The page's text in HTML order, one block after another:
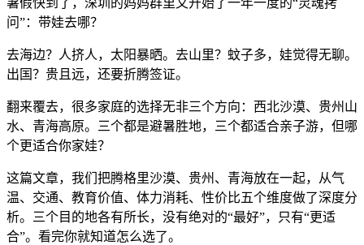
暑假快到了，深圳的妈妈群里又开始了一年一度的“灵魂拷
问”：带娃去哪？
去海边？人挤人，太阳暴晒。去山里？蚊子多，娃觉得无聊。
出国？贵且远，还要折腾签证。
翻来覆去，很多家庭的选择无非三个方向：西北沙漠、贵州山
水、青海高原。三个都是避暑胜地，三个都适合亲子游，但哪
个更适合你家娃？
这篇文章，我们把腾格里沙漠、贵州、青海放在一起，从气
温、交通、教育价值、体力消耗、性价比五个维度做了深度分
析。三个目的地各有所长，没有绝对的“最好”，只有“更适
合”。看完你就知道怎么选了。